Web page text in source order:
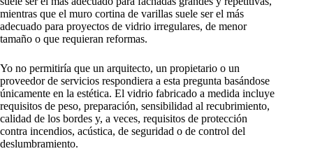
mientras que el muro cortina de varillas suele ser el más
adecuado para proyectos de vidrio irregulares, de menor
tamaño o que requieran reformas.
Yo no permitiría que un arquitecto, un propietario o un
proveedor de servicios respondiera a esta pregunta basándose
únicamente en la estética. El vidrio fabricado a medida incluye
requisitos de peso, preparación, sensibilidad al recubrimiento,
calidad de los bordes y, a veces, requisitos de protección
contra incendios, acústica, de seguridad o de control del
deslumbramiento.